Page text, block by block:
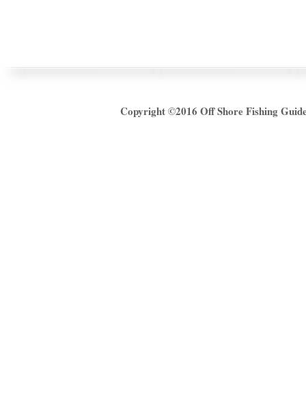
Copyright ©2016 Off Shore Fishing